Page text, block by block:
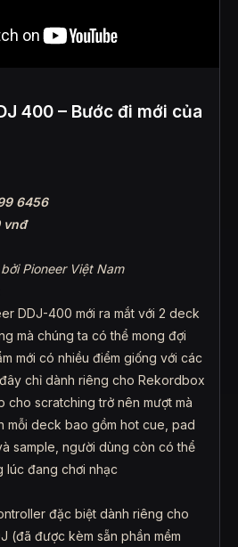
400 – Bước đi mới của
6456
vnđ
Pioneer Việt Nam
DDJ-400 mới ra mắt với 2 deck
mà chúng ta có thể mong đợi
mới có nhiều điểm giống với các
chỉ dành riêng cho Rekordbox
cho scratching trở nên mượt mà
mỗi deck bao gồm hot cue, pad
sample, người dùng còn có thể
lúc đang chơi nhạc
đặc biệt dành riêng cho
(đã được kèm sẵn phần mềm